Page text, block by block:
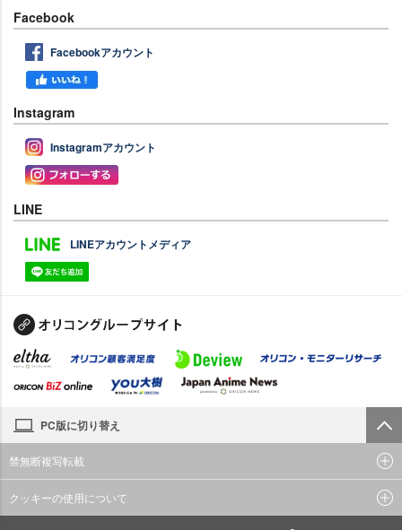
Facebook
Facebookアカウント
Instagram
Instagramアカウント
LINE
LINEアカウントメディア
PC版に切り替え
禁無断複写転載
クッキーの使用について